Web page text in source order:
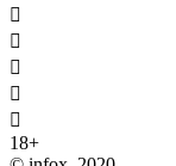





18+